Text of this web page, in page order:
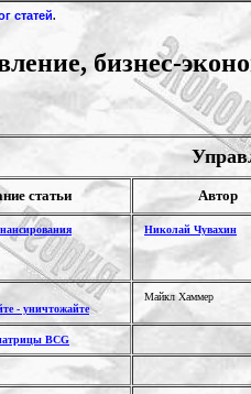
статей.
бизнес-
статьи Автор
Николай Чувахин
- уничтожайте
Майкл Хаммер
BCG